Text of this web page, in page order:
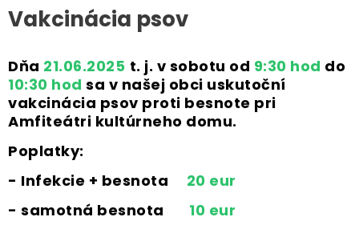
Vakcinácia psov
Dňa 21.06.2025 t. j. v sobotu od 9:30 hod do
10:30 hod sa v našej obci uskutoční
vakcinácia psov proti besnote pri
Amfiteátri kultúrneho domu.
Poplatky:
- Infekcie + besnota 20 eur
- samotná besnota 10 eur